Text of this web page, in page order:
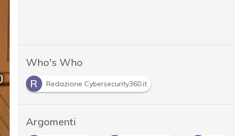
Who's Who
R
Redazione Cybersecurity360.it
Argomenti